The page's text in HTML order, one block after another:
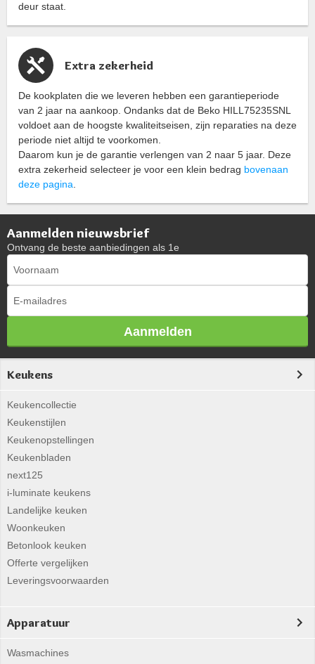
deur staat.
Extra zekerheid
De kookplaten die we leveren hebben een garantieperiode
van 2 jaar na aankoop. Ondanks dat de Beko HILL75235SNL
voldoet aan de hoogste kwaliteitseisen, zijn reparaties na deze
periode niet altijd te voorkomen.
Daarom kun je de garantie verlengen van 2 naar 5 jaar. Deze
extra zekerheid selecteer je voor een klein bedrag bovenaan
deze pagina.
Aanmelden nieuwsbrief
Ontvang de beste aanbiedingen als 1e
Aanmelden
Keukens
Keukencollectie
Keukenstijlen
Keukenopstellingen
Keukenbladen
next125
i-luminate keukens
Landelijke keuken
Woonkeuken
Betonlook keuken
Offerte vergelijken
Leveringsvoorwaarden
Apparatuur
Wasmachines